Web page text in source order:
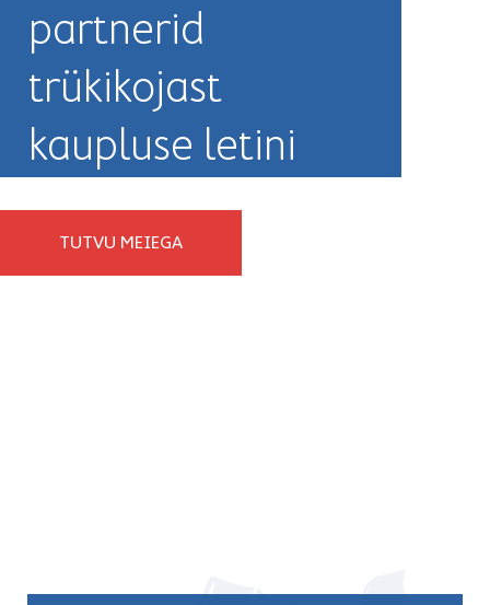
partnerid
trükikojast
kaupluse letini
TUTVU MEIEGA